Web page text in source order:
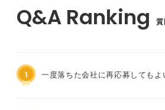
質
1 一度落ちた会社に再応募してもよ